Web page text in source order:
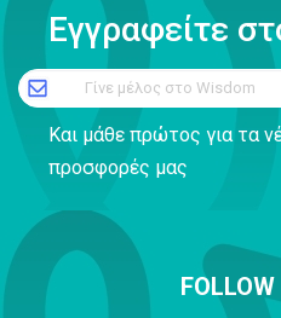
Εγγραφείτε
Γίνε μέλος στο Wisdom
Και μάθε πρώτος για τα
προσφορές μας
FOLLOW